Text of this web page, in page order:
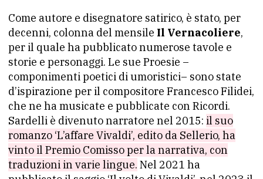
Come autore e disegnatore satirico, è stato, per
decenni, colonna del mensile Il Vernacoliere,
per il quale ha pubblicato numerose tavole e
storie e personaggi. Le sue Proesie –
componimenti poetici di umoristici– sono state
d’ispirazione per il compositore Francesco Filidei,
che ne ha musicate e pubblicate con Ricordi.
Sardelli è divenuto narratore nel 2015: il suo
romanzo ‘L’affare Vivaldi’, edito da Sellerio, ha
vinto il Premio Comisso per la narrativa, con
traduzioni in varie lingue. Nel 2021 ha